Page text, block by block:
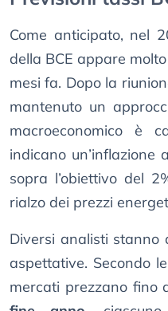
Come anticipato, nel
della BCE appare
mesi fa. Dopo la
mantenuto un
macroeconomico è
indicano un’inflazione
sopra l’obiettivo del
rialzo dei prezzi
Diversi analisti stanno
aspettative. Secondo
mercati prezzano fino